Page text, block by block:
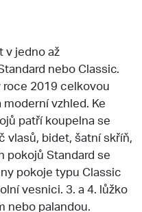
v jedno až
nebo Classic.
roce 2019 celkovou
vzhled. Ke
patří koupelna se
vlasů, bidet, šatní skříň,
pokojů Standard se
pokoje typu Classic
vesnici. 3. a 4. lůžko
nebo palandou.